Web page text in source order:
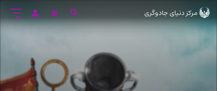
ورود
به
متن
اصلی
مرکز دنیای جادوگری